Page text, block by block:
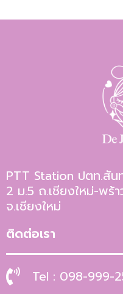
PTT Station ปตท.สัน
2 ม.5 ถ.เชียงใหม่-พร้
จ.เชียงใหม่
ติดต่อเรา
Tel : 098-999-